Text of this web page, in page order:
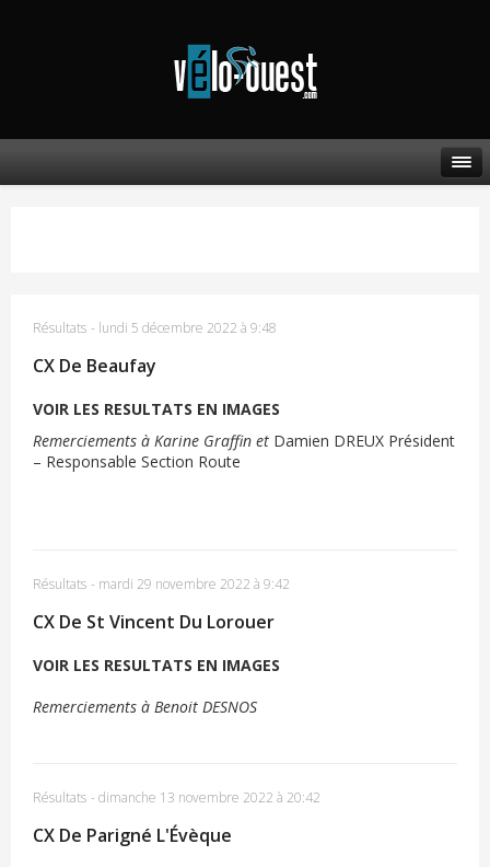
Résultats - lundi 5 décembre 2022 à 9:48
CX De Beaufay
VOIR LES RESULTATS EN IMAGES
Remerciements à Karine Graffin et Damien DREUX Président
– Responsable Section Route
Résultats - mardi 29 novembre 2022 à 9:42
CX De St Vincent Du Lorouer
VOIR LES RESULTATS EN IMAGES
Remerciements à Benoit DESNOS
Résultats - dimanche 13 novembre 2022 à 20:42
CX De Parigné L'Évèque